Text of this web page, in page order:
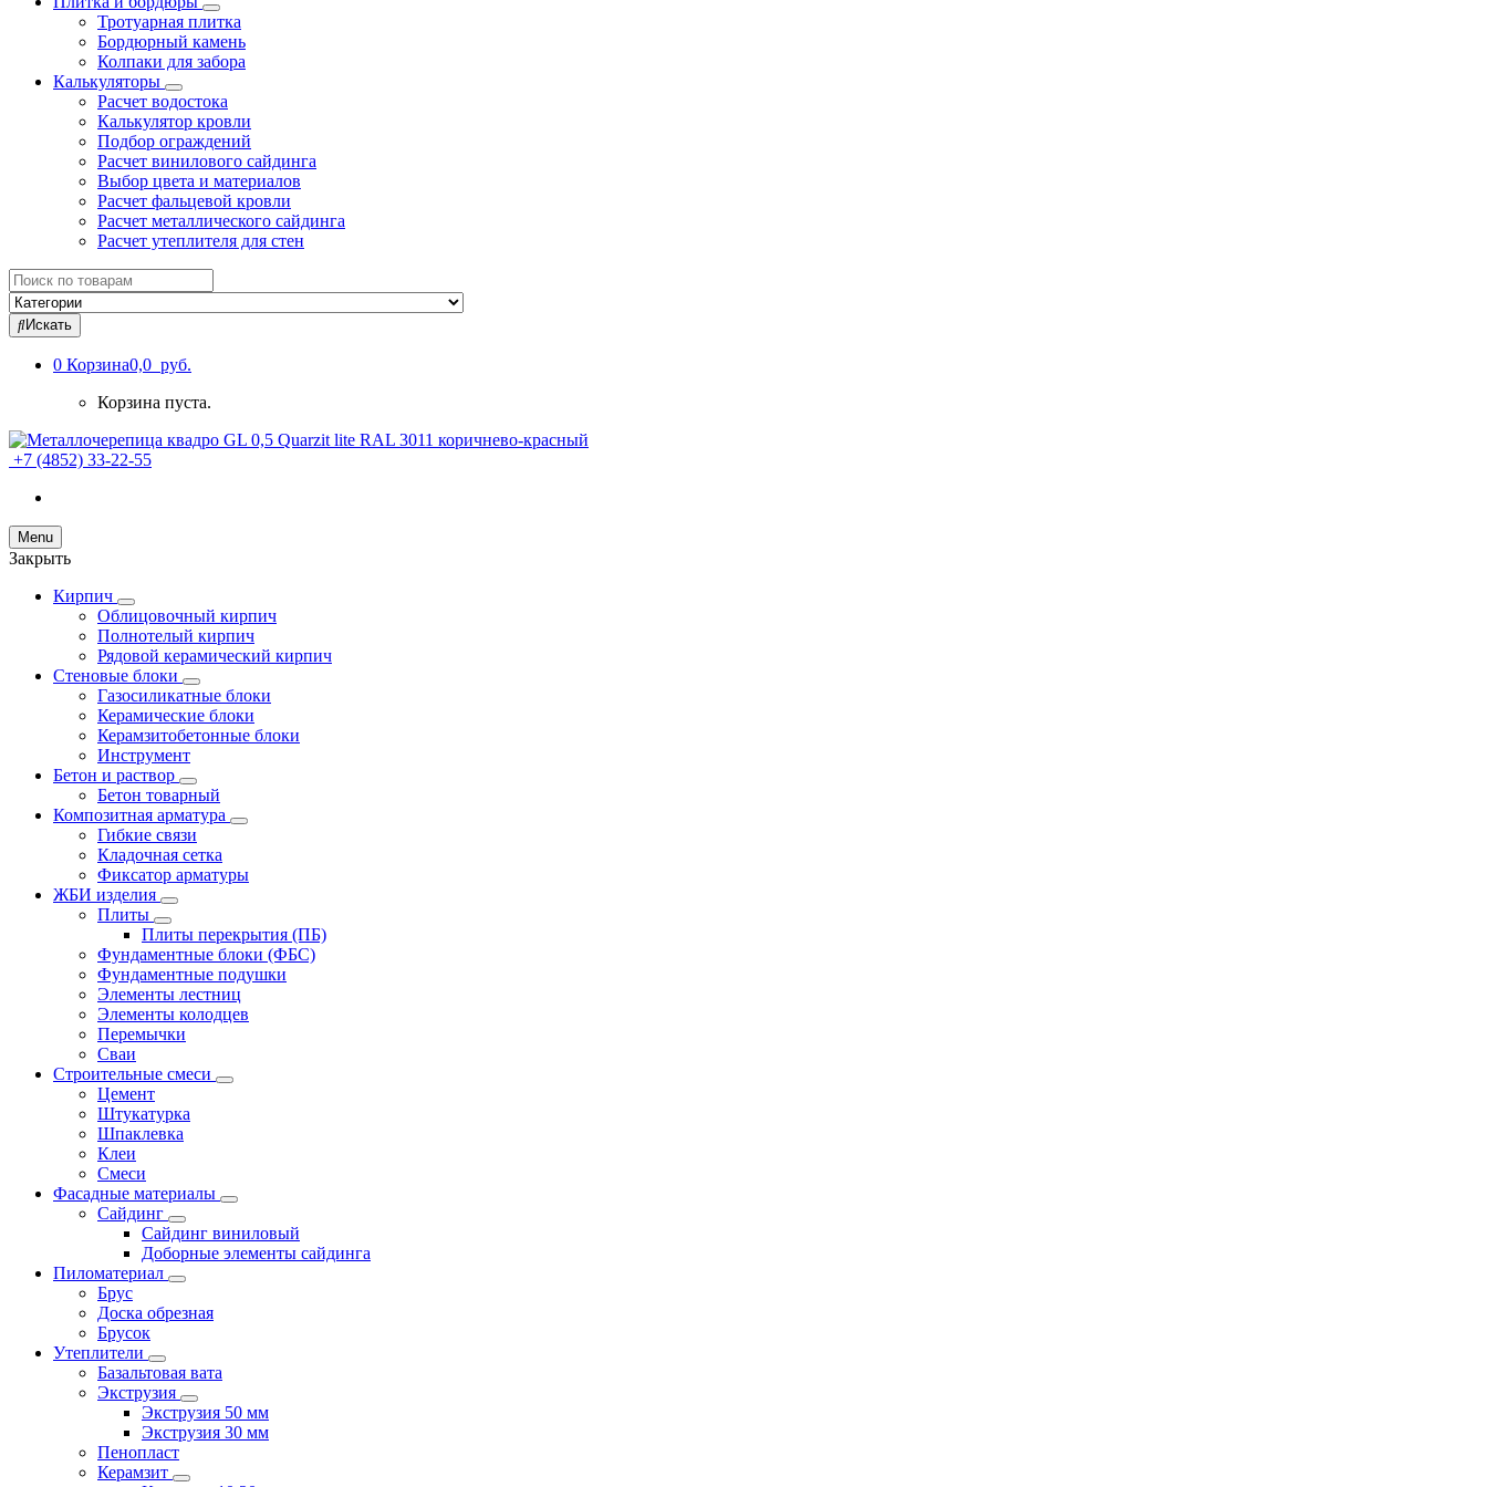
Тротуарная плитка
Бордюрный камень
Колпаки для забора
Калькуляторы
Расчет водостока
Калькулятор кровли
Подбор ограждений
Расчет винилового сайдинга
Выбор цвета и материалов
Расчет фальцевой кровли
Расчет металлического сайдинга
Расчет утеплителя для стен
Search
for:
Искать
0 Корзина0,0 руб.
Корзина пуста.
+7 (4852) 33-22-55
Menu
Закрыть
Кирпич
Облицовочный кирпич
Полнотелый кирпич
Рядовой керамический кирпич
Стеновые блоки
Газосиликатные блоки
Керамические блоки
Керамзитобетонные блоки
Инструмент
Бетон и раствор
Бетон товарный
Композитная арматура
Гибкие связи
Кладочная сетка
Фиксатор арматуры
ЖБИ изделия
Плиты
Плиты перекрытия (ПБ)
Фундаментные блоки (ФБС)
Фундаментные подушки
Элементы лестниц
Элементы колодцев
Перемычки
Сваи
Строительные смеси
Цемент
Штукатурка
Шпаклевка
Клеи
Смеси
Фасадные материалы
Сайдинг
Сайдинг виниловый
Доборные элементы сайдинга
Пиломатериал
Брус
Доска обрезная
Брусок
Утеплители
Базальтовая вата
Экструзия
Экструзия 50 мм
Экструзия 30 мм
Пенопласт
Керамзит